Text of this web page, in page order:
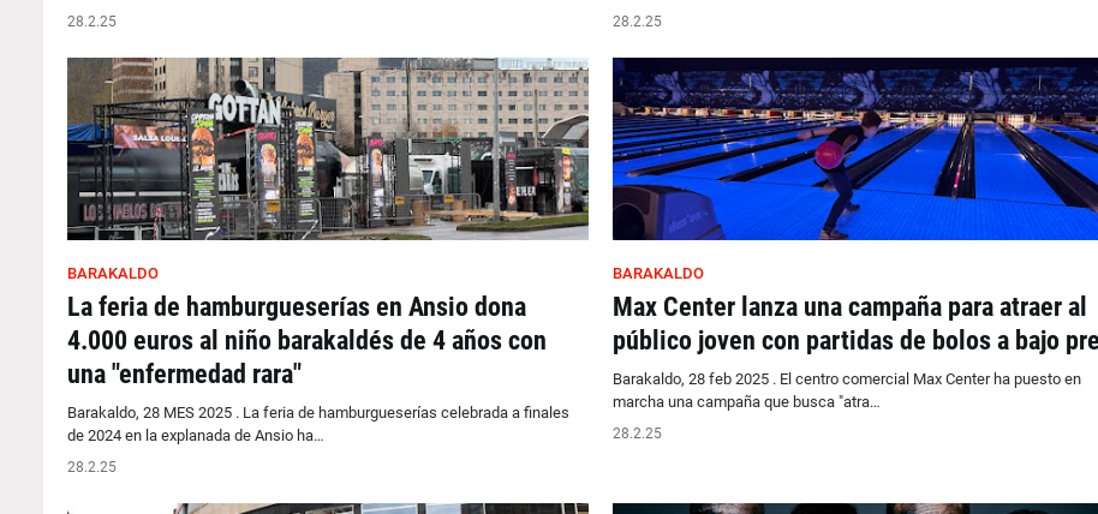
28.2.25 28.2.25
BARAKALDO
La feria de hamburgueserías en Ansio dona
4.000 euros al niño barakaldés de 4 años con
una "enfermedad rara"
Barakaldo, 28 MES 2025 . La feria de hamburgueserías celebrada a finales
de 2024 en la explanada de Ansio ha…
28.2.25
BARAKALDO
Max Center lanza una campaña para atraer al
público joven con partidas de bolos a bajo
Barakaldo, 28 feb 2025 . El centro comercial Max Center ha puesto en
marcha una campaña que busca "atra…
28.2.25